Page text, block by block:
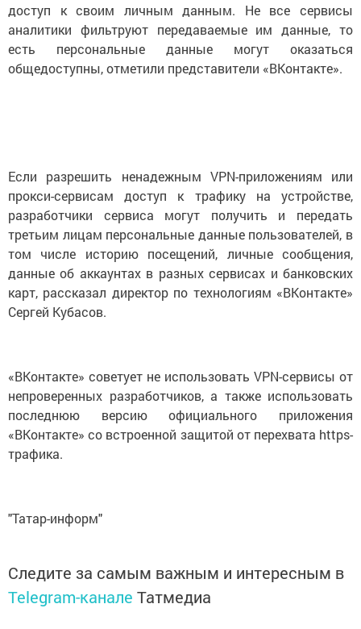
доступ к своим личным данным. Не все сервисы
аналитики фильтруют передаваемые им данные, то
есть персональные данные могут оказаться
общедоступны, отметили представители «ВКонтакте».
Если разрешить ненадежным VPN-приложениям или
прокси-сервисам доступ к трафику на устройстве,
разработчики сервиса могут получить и передать
третьим лицам персональные данные пользователей, в
том числе историю посещений, личные сообщения,
данные об аккаунтах в разных сервисах и банковских
карт, рассказал директор по технологиям «ВКонтакте»
Сергей Кубасов.
«ВКонтакте» советует не использовать VPN-сервисы от
непроверенных разработчиков, а также использовать
последнюю версию официального приложения
«ВКонтакте» со встроенной защитой от перехвата https-
трафика.
"Татар-информ"
Следите за самым важным и интересным в
Telegram-канале Татмедиа